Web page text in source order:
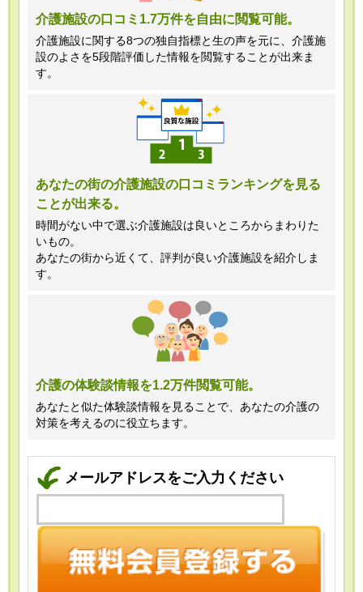
が、これによる個人情報の取得、利用は
行っておりません。
株式会社クリエイターズネクスト個人情
報保護管理者 窪田望
TEL:0120-21-7070
（受付時間 10時～19時 土日祝日除
く・営業のお電話はお断りいたします）
介護施設の口コミ1.7万件を自由に閲覧可能。
介護施設に関する8つの独自指標と生の声を元に、介護施
設のよさを5段階評価した情報を閲覧することが出来ま
す。
あなたの街の介護施設の口コミランキングを見る
ことが出来る。
時間がない中で選ぶ介護施設は良いところからまわりた
いもの。
あなたの街から近くて、評判が良い介護施設を紹介しま
す。
介護の体験談情報を1.2万件閲覧可能。
あなたと似た体験談情報を見ることで、あなたの介護の
対策を考えるのに役立ちます。
メールアドレスをご入力ください